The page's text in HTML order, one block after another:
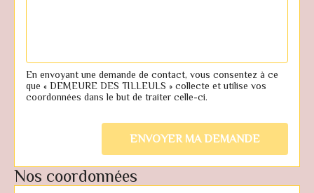
En envoyant une demande de contact, vous consentez à ce
que « DEMEURE DES TILLEULS » collecte et utilise vos
coordonnées dans le but de traiter celle-ci.
Nos coordonnées